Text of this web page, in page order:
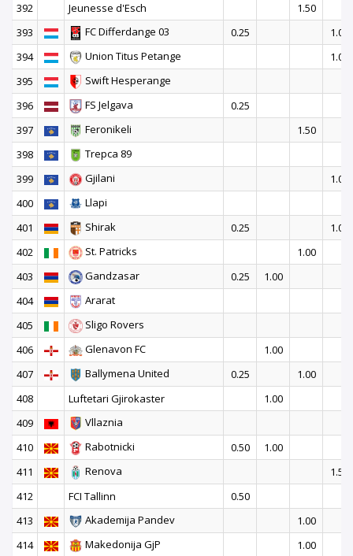
392
Jeunesse d'Esch
1.50
393
FC Differdange 03 0.25
1.00
394
Union Titus Petange
1.00
395
Swift Hesperange
396
FS Jelgava
0.25
397
Feronikeli
1.50
398
Trepca 89
399
Gjilani
1.00
400
Llapi
401
Shirak 0.25
1.00
402
St. Patricks
1.00
403
Gandzasar 0.25
1.00
404
Ararat
405
Sligo Rovers
406
Glenavon FC
1.00
407
Ballymena United 0.25
1.00
408
Luftetari Gjirokaster
1.00
409
Vllaznia
410
Rabotnicki 0.50
1.00
411
Renova
1.50
412
FCI Tallinn
0.50
413
Akademija Pandev
1.00
414
Makedonija GjP
1.00